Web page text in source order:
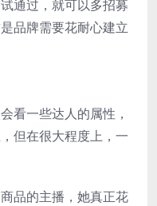
通过，就可以多招募
品牌需要花耐心建立
看一些达人的属性，
但在很大程度上，一
品的主播，她真正花